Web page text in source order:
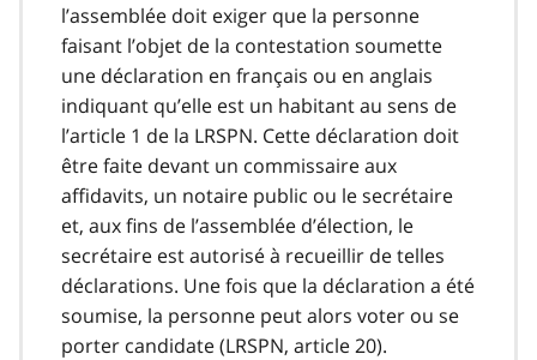
l’assemblée doit exiger que la personne
faisant l’objet de la contestation soumette
une déclaration en français ou en anglais
indiquant qu’elle est un habitant au sens de
l’article 1 de la LRSPN. Cette déclaration doit
être faite devant un commissaire aux
affidavits, un notaire public ou le secrétaire
et, aux fins de l’assemblée d’élection, le
secrétaire est autorisé à recueillir de telles
déclarations. Une fois que la déclaration a été
soumise, la personne peut alors voter ou se
porter candidate (LRSPN, article 20).